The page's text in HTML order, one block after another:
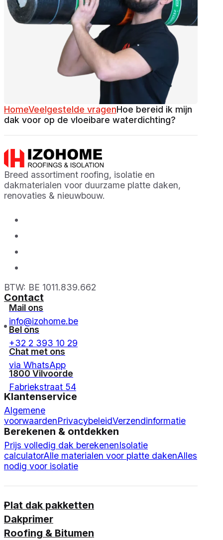
HomeVeelgestelde vragenHoe bereid ik mijn
dak voor op de vloeibare waterdichting?
Breed assortiment roofing, isolatie en
dakmaterialen voor duurzame platte daken,
renovaties & nieuwbouw.
BTW: BE 1011.839.662
Contact
Mail ons
info@izohome.be
Bel ons
+32 2 393 10 29
Chat met ons
via WhatsApp
1800 Vilvoorde
Fabriekstraat 54
Klantenservice
Algemene
voorwaardenPrivacybeleidVerzendinformatie
Berekenen & ontdekken
Prijs volledig dak berekenenIsolatie
calculatorAlle materialen voor platte dakenAlles
nodig voor isolatie
Plat dak pakketten
Dakprimer
Roofing & Bitumen